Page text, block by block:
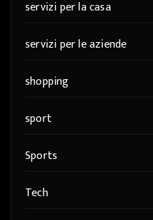
servizi per la casa
servizi per le aziende
shopping
sport
Sports
Tech